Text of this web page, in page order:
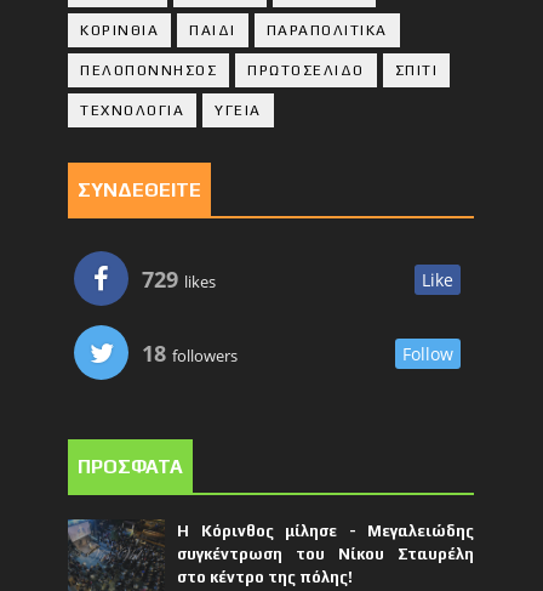
ΚΟΡΙΝΘΙA ΠΑΙΔΙ ΠΑΡΑΠΟΛΙΤΙΚΑ
ΠΕΛΟΠΟΝΝΗΣΟΣ ΠΡΩΤΟΣΕΛΙΔΟ ΣΠΙΤΙ
ΤΕΧΝΟΛΟΓΙΑ ΥΓΕΙΑ
ΣΥΝΔΕΘΕΙΤΕ
729 likes Like
18 followers Follow
ΠΡΟΣΦΑΤΑ
Η Κόρινθος μίλησε - Μεγαλειώδης
συγκέντρωση του Νίκου Σταυρέλη
στο κέντρο της πόλης!